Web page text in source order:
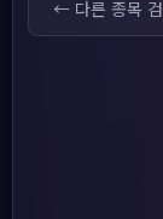
← 다른 종목